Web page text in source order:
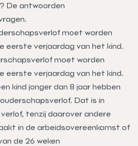
De antwoorden
moet worden
eerste verjaardag van het kind.
kind jonger dan 8 jaar hebben
Dat is in
tenzij daarover andere
in de arbeidsovereenkomst of
de 26 weken